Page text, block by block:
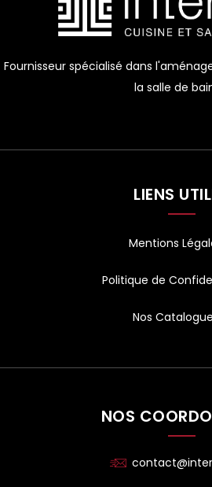
Fournisseur spécialisé dans
la salle de
LIENS
Mentions
Politique de
Nos
NOS